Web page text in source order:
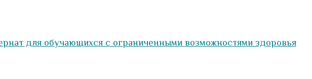
для обучающихся с ограниченными возможностями здоровья